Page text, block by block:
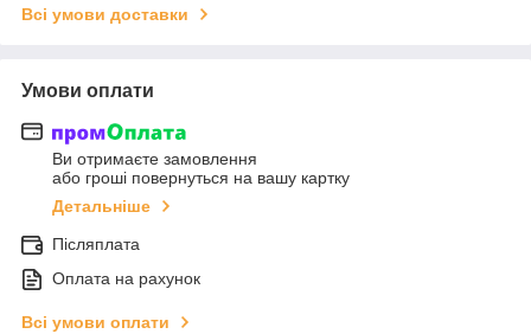
Всі умови доставки
Умови оплати
Ви отримаєте замовлення
або гроші повернуться на вашу картку
Детальніше
Післяплата
Оплата на рахунок
Всі умови оплати